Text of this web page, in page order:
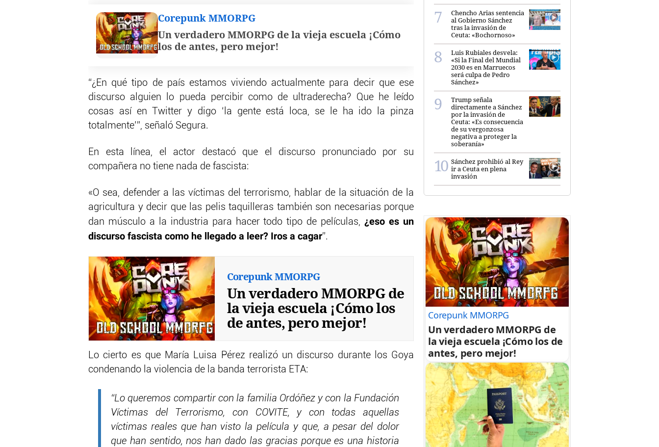
Corepunk MMORPG
Un verdadero MMORPG de la vieja escuela ¡Cómo
los de antes, pero mejor!
“¿En qué tipo de país estamos viviendo actualmente para decir que ese
discurso alguien lo pueda percibir como de ultraderecha? Que he leído
cosas así en Twitter y digo ‘la gente está loca, se le ha ido la pinza
totalmente’”, señaló Segura.
En esta línea, el actor destacó que el discurso pronunciado por su
compañera no tiene nada de fascista:
«O sea, defender a las víctimas del terrorismo, hablar de la situación de la
agricultura y decir que las pelis taquilleras también son necesarias porque
dan músculo a la industria para hacer todo tipo de películas, ¿eso es un
discurso fascista como he llegado a leer? Iros a cagar”.
Corepunk MMORPG
Un verdadero MMORPG de
la vieja escuela ¡Cómo los
de antes, pero mejor!
Lo cierto es que María Luisa Pérez realizó un discurso durante los Goya
condenando la violencia de la banda terrorista ETA:
“Lo queremos compartir con la familia Ordóñez y con la Fundación
Víctimas del Terrorismo, con COVITE, y con todas aquellas
víctimas reales que han visto la película y que, a pesar del dolor
que han sentido, nos han dado las gracias porque es una historia
Chencho Arias sentencia
al Gobierno Sánchez
tras la invasión de
Ceuta: «Bochornoso»
Luis Rubiales desvela:
«Si la Final del Mundial
2030 es en Marruecos
será culpa de Pedro
Sánchez»
Trump señala
directamente a Sánchez
por la invasión de
Ceuta: «Es consecuencia
de su vergonzosa
negativa a proteger la
soberanía»
Sánchez prohibió al Rey
ir a Ceuta en plena
invasión
Corepunk MMORPG
Un verdadero MMORPG de
la vieja escuela ¡Cómo los de
antes, pero mejor!